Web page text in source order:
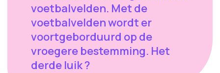
voetbalvelden. Met de
voetbalvelden wordt er
voortgeborduurd op de
vroegere bestemming. Het
derde luik ?